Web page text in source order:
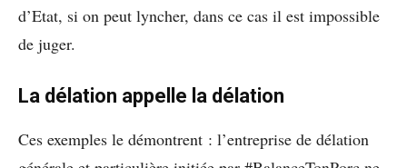
d’Etat, si on peut lyncher, dans ce cas il est impossible
de juger.
La délation appelle la délation
Ces exemples le démontrent : l’entreprise de délation